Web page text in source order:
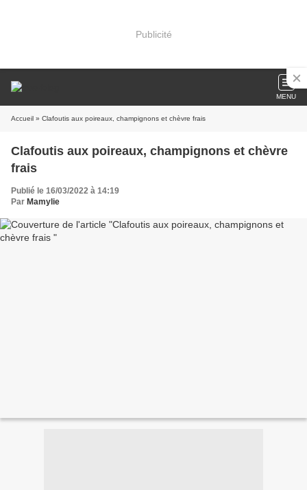
Publicité
MENU
Accueil » Clafoutis aux poireaux, champignons et chèvre frais
Clafoutis aux poireaux, champignons et chèvre
frais
Publié le 16/03/2022 à 14:19
Par Mamylie